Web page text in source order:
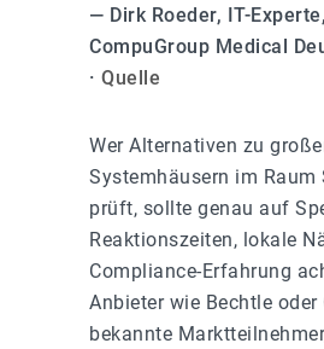
— Dirk Roeder, IT-Experte,
CompuGroup Medical
· Quelle
Wer Alternativen zu
Systemhäusern im Raum
prüft, sollte genau auf
Reaktionszeiten, lokale
Compliance-Erfahrung
Anbieter wie Bechtle oder
bekannte